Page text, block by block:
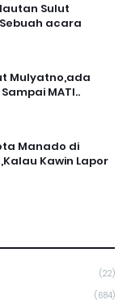
Sulut
acara
Mulyatno,ada
MATI..
Manado di
Kawin Lapor
(22)
(684)